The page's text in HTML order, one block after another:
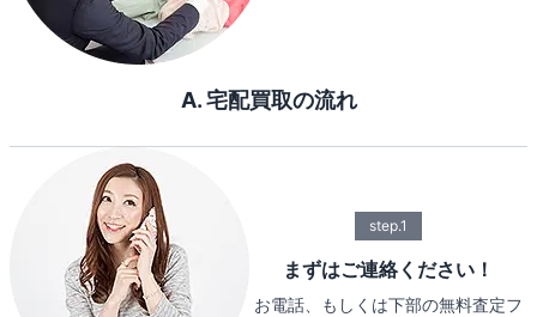
A. 宅配買取の流れ
step.1
まずはご連絡ください！
お電話、もしくは下部の無料査定フ